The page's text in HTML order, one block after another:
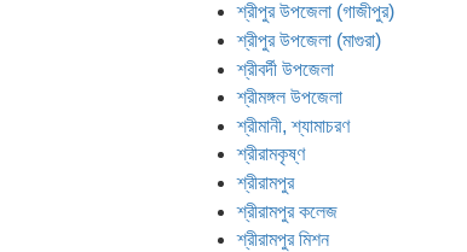
শ্রীপুর উপজেলা (গাজীপুর)
শ্রীপুর উপজেলা (মাগুরা)
শ্রীবর্দী উপজেলা
শ্রীমঙ্গল উপজেলা
শ্রীমানী, শ্যামাচরণ
শ্রীরামকৃষ্ণ
শ্রীরামপুর
শ্রীরামপুর কলেজ
শ্রীরামপুর মিশন